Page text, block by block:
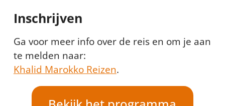
Inschrijven
Ga voor meer info over de reis en om je aan
te melden naar:
Khalid Marokko Reizen.